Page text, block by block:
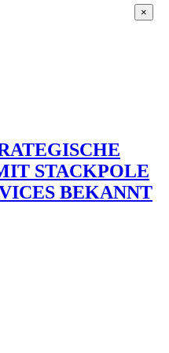
STACKPOLE
BEKANNT
×